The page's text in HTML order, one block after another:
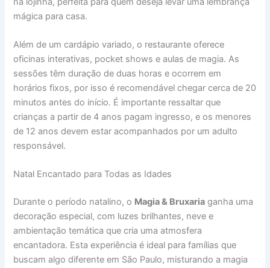
mágica para casa.
Além de um cardápio variado, o restaurante oferece
oficinas interativas, pocket shows e aulas de magia. As
sessões têm duração de duas horas e ocorrem em
horários fixos, por isso é recomendável chegar cerca de 20
minutos antes do início. É importante ressaltar que
crianças a partir de 4 anos pagam ingresso, e os menores
de 12 anos devem estar acompanhados por um adulto
responsável.
Natal Encantado para Todas as Idades
Durante o período natalino, o Magia & Bruxaria ganha uma
decoração especial, com luzes brilhantes, neve e
ambientação temática que cria uma atmosfera
encantadora. Esta experiência é ideal para famílias que
buscam algo diferente em São Paulo, misturando a magia